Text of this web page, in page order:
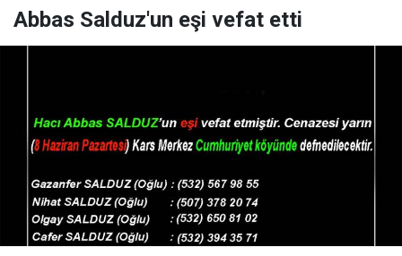
Abbas Salduz'un eşi vefat etti